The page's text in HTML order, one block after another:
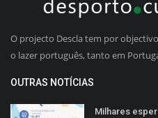
O projecto Descla tem por
o lazer português, tanto em
OUTRAS NOTÍCIAS
Milhares